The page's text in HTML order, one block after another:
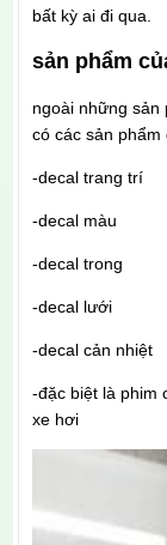
bất kỳ ai đi qua.
sản phẩm
ngoài những sản
có các sản phẩm
-decal trang trí
-decal màu
-decal trong
-decal lưới
-decal cản nhiệt
-đặc biệt là phim
xe hơi